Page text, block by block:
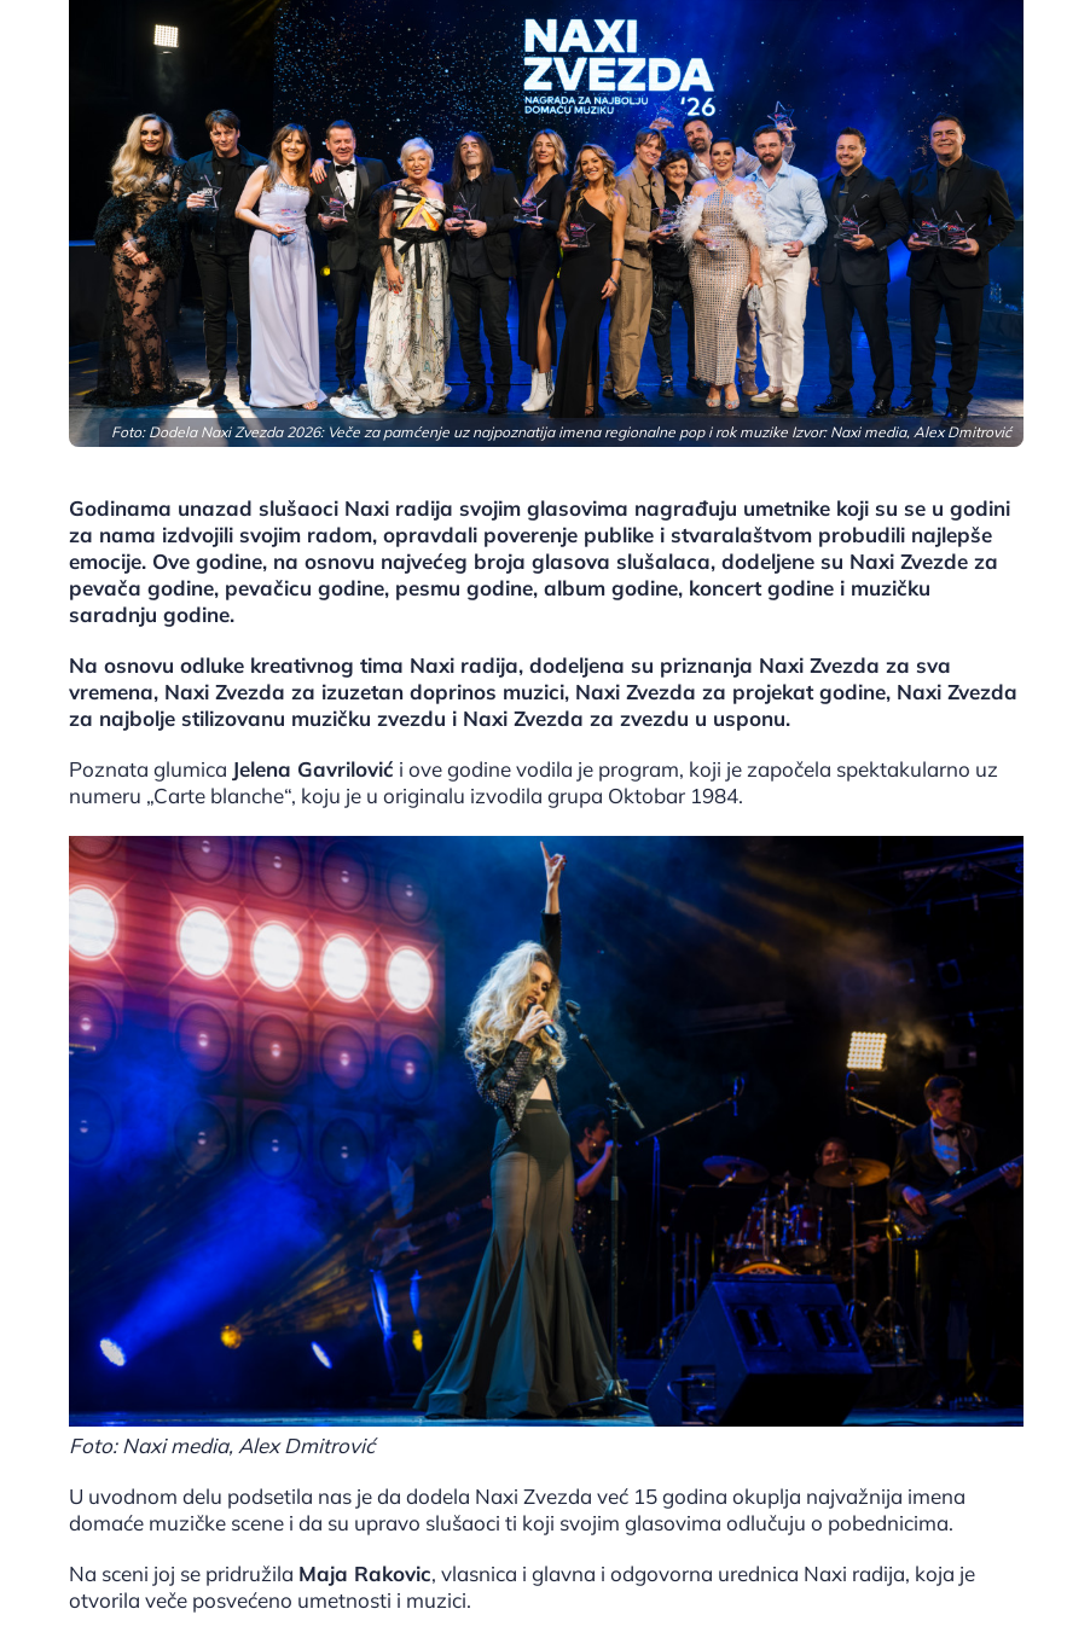
Foto: Dodela Naxi Zvezda 2026: Veče za pamćenje uz najpoznatija imena regionalne pop i rok muzike Izvor: Naxi media, Alex Dmitrović
Godinama unazad slušaoci Naxi radija svojim glasovima nagrađuju umetnike koji su se u godini
za nama izdvojili svojim radom, opravdali poverenje publike i stvaralaštvom probudili najlepše
emocije. Ove godine, na osnovu najvećeg broja glasova slušalaca, dodeljene su Naxi Zvezde za
pevača godine, pevačicu godine, pesmu godine, album godine, koncert godine i muzičku
saradnju godine.
Na osnovu odluke kreativnog tima Naxi radija, dodeljena su priznanja Naxi Zvezda za sva
vremena, Naxi Zvezda za izuzetan doprinos muzici, Naxi Zvezda za projekat godine, Naxi Zvezda
za najbolje stilizovanu muzičku zvezdu i Naxi Zvezda za zvezdu u usponu.
Poznata glumica Jelena Gavrilović i ove godine vodila je program, koji je započela spektakularno uz
numeru „Carte blanche“, koju je u originalu izvodila grupa Oktobar 1984.
Foto: Naxi media, Alex Dmitrović
U uvodnom delu podsetila nas je da dodela Naxi Zvezda već 15 godina okuplja najvažnija imena
domaće muzičke scene i da su upravo slušaoci ti koji svojim glasovima odlučuju o pobednicima.
Na sceni joj se pridružila Maja Rakovic, vlasnica i glavna i odgovorna urednica Naxi radija, koja je
otvorila veče posvećeno umetnosti i muzici.